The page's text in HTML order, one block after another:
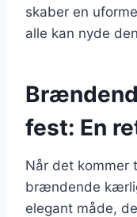
skaber en
alle kan nyde
fest: En
Når det kommer
brændende
elegant måde,